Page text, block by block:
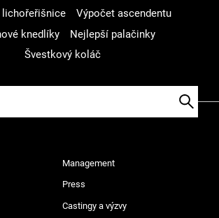
lichořeřišnice
Výpočet ascendentu
knedlíky
Nejlepší palačinky
Švestkový koláč
Management
Press
Castingy a výzvy